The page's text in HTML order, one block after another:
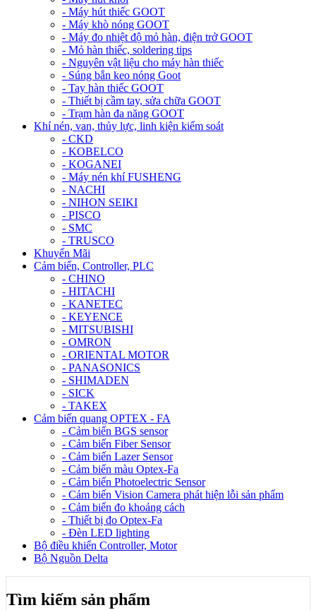
- Máy hút thiếc GOOT
- Máy khò nóng GOOT
- Máy đo nhiệt độ mỏ hàn, điện trở GOOT
- Mỏ hàn thiếc, soldering tips
- Nguyên vật liệu cho máy hàn thiếc
- Súng bắn keo nóng Goot
- Tay hàn thiếc GOOT
- Thiết bị cầm tay, sửa chữa GOOT
- Trạm hàn đa năng GOOT
Khí nén, van, thủy lực, linh kiện kiểm soát
- CKD
- KOBELCO
- KOGANEI
- Máy nén khí FUSHENG
- NACHI
- NIHON SEIKI
- PISCO
- SMC
- TRUSCO
Khuyến Mãi
Cảm biến, Controller, PLC
- CHINO
- HITACHI
- KANETEC
- KEYENCE
- MITSUBISHI
- OMRON
- ORIENTAL MOTOR
- PANASONICS
- SHIMADEN
- SICK
- TAKEX
Cảm biến quang OPTEX - FA
- Cảm biến BGS sensor
- Cảm biến Fiber Sensor
- Cảm biến Lazer Sensor
- Cảm biến màu Optex-Fa
- Cảm biến Photoelectric Sensor
- Cảm biến Vision Camera phát hiện lỗi sản phẩm
- Cảm biến đo khoảng cách
- Thiết bị đo Optex-Fa
- Đèn LED lighting
Bộ điều khiển Controller, Motor
Bộ Nguồn Delta
Tìm kiếm sản phẩm